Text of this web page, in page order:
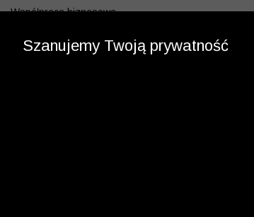
Współpraca biznesowa
Program lojalnościowy
Szanujemy Twoją prywatność